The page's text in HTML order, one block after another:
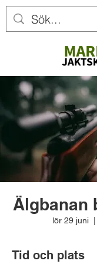
Älgbanan
lör 29 juni
Tid och plats